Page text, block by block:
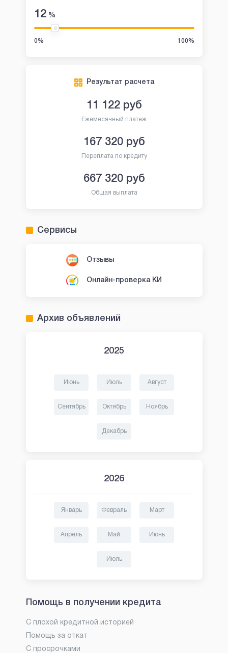
12%
0% 100%
Результат расчета
11 122руб
Ежемесячный платеж
167 320руб
Переплата по кредиту
667 320руб
Общая выплата
Сервисы
Отзывы
Онлайн-проверка КИ
Архив объявлений
2025
Июнь Июль Август
Сентябрь Октябрь Ноябрь
Декабрь
2026
Январь Февраль Март
Апрель Май Июнь
Июль
Помощь в получении кредита
С плохой кредитной историей
Помощь за откат
С просрочками